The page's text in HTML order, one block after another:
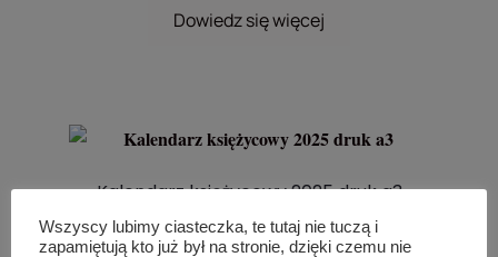
Dowiedz się więcej
Kalendarz księżycowy 2025 druk a3
100,00zł
Wszyscy lubimy ciasteczka, te tutaj nie tuczą i
zapamiętują kto już był na stronie, dzięki czemu nie